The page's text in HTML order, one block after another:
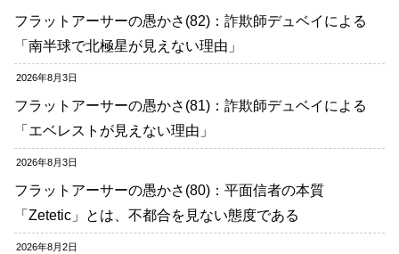
フラットアーサーの愚かさ(82)：詐欺師デュベイによる
「南半球で北極星が見えない理由」
2026年8月3日
フラットアーサーの愚かさ(81)：詐欺師デュベイによる
「エベレストが見えない理由」
2026年8月3日
フラットアーサーの愚かさ(80)：平面信者の本質
「Zetetic」とは、不都合を見ない態度である
2026年8月2日